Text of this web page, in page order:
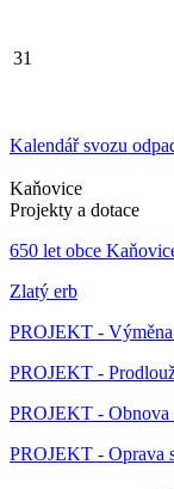
31
Kalendář svozu
Kaňovice
Projekty a dotace
650 let obce
Zlatý erb
PROJEKT -
PROJEKT -
PROJEKT - Obnova
PROJEKT - Oprava